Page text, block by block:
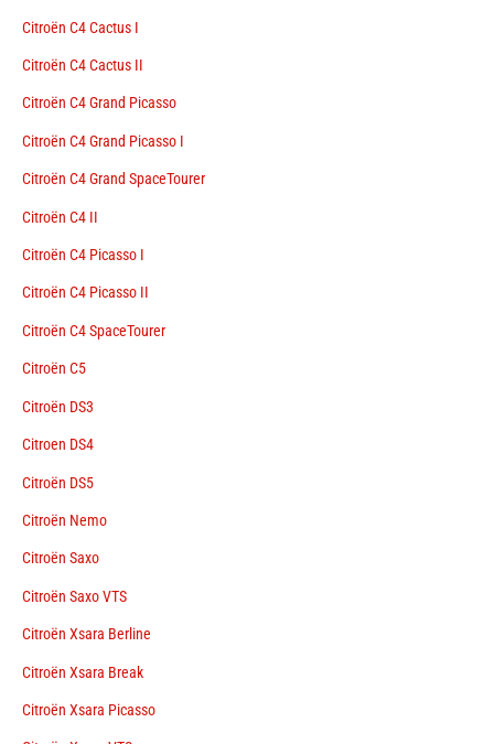
Citroën C4 Cactus I
Citroën C4 Cactus II
Citroën C4 Grand Picasso
Citroën C4 Grand Picasso I
Citroën C4 Grand SpaceTourer
Citroën C4 II
Citroën C4 Picasso I
Citroën C4 Picasso II
Citroën C4 SpaceTourer
Citroën C5
Citroën DS3
Citroen DS4
Citroën DS5
Citroën Nemo
Citroën Saxo
Citroën Saxo VTS
Citroën Xsara Berline
Citroën Xsara Break
Citroën Xsara Picasso